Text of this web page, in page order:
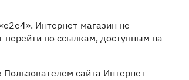
Интернет-магазин не
перейти по ссылкам, доступным на
сайта Интернет-